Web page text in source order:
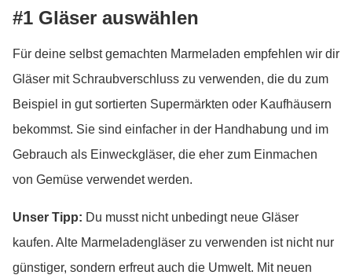
#1 Gläser auswählen
Für deine selbst gemachten Marmeladen empfehlen wir dir
Gläser mit Schraubverschluss zu verwenden, die du zum
Beispiel in gut sortierten Supermärkten oder Kaufhäusern
bekommst. Sie sind einfacher in der Handhabung und im
Gebrauch als Einweckgläser, die eher zum Einmachen
von Gemüse verwendet werden.
Unser Tipp: Du musst nicht unbedingt neue Gläser
kaufen. Alte Marmeladengläser zu verwenden ist nicht nur
günstiger, sondern erfreut auch die Umwelt. Mit neuen